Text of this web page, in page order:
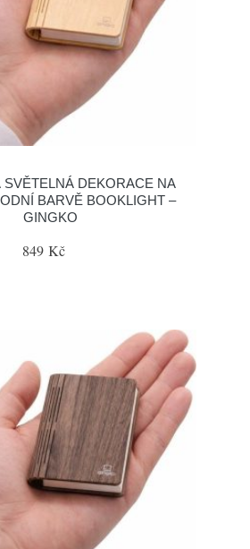
SVĚTELNÁ DEKORACE NA
BARVĚ BOOKLIGHT –
GINGKO
849 Kč